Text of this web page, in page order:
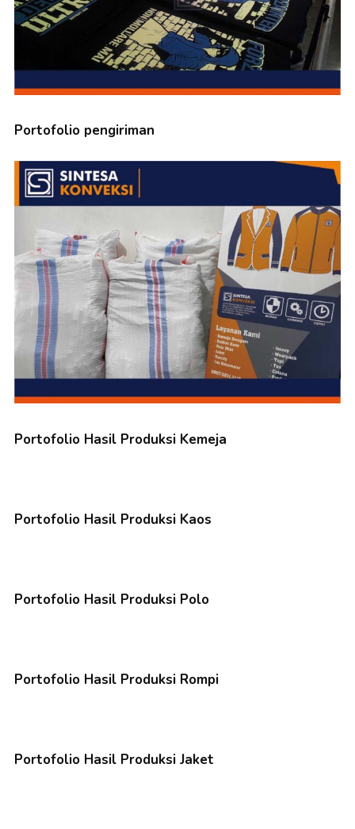
Portofolio pengiriman
Portofolio Hasil Produksi Kemeja
Portofolio Hasil Produksi Kaos
Portofolio Hasil Produksi Polo
Portofolio Hasil Produksi Rompi
Portofolio Hasil Produksi Jaket